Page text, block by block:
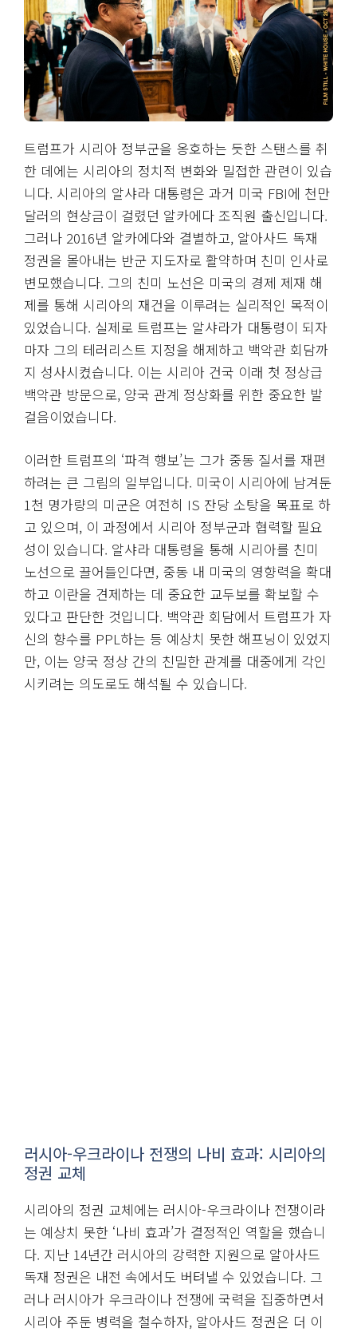
트럼프가 시리아 정부군을 옹호하는 듯한 스탠스를 취
한 데에는 시리아의 정치적 변화와 밀접한 관련이 있습
니다. 시리아의 알샤라 대통령은 과거 미국 FBI에 천만
달러의 현상금이 걸렸던 알카에다 조직원 출신입니다.
그러나 2016년 알카에다와 결별하고, 알아사드 독재
정권을 몰아내는 반군 지도자로 활약하며 친미 인사로
변모했습니다. 그의 친미 노선은 미국의 경제 제재 해
제를 통해 시리아의 재건을 이루려는 실리적인 목적이
있었습니다. 실제로 트럼프는 알샤라가 대통령이 되자
마자 그의 테러리스트 지정을 해제하고 백악관 회담까
지 성사시켰습니다. 이는 시리아 건국 이래 첫 정상급
백악관 방문으로, 양국 관계 정상화를 위한 중요한 발
걸음이었습니다.
이러한 트럼프의 ‘파격 행보’는 그가 중동 질서를 재편
하려는 큰 그림의 일부입니다. 미국이 시리아에 남겨둔
1천 명가량의 미군은 여전히 IS 잔당 소탕을 목표로 하
고 있으며, 이 과정에서 시리아 정부군과 협력할 필요
성이 있습니다. 알샤라 대통령을 통해 시리아를 친미
노선으로 끌어들인다면, 중동 내 미국의 영향력을 확대
하고 이란을 견제하는 데 중요한 교두보를 확보할 수
있다고 판단한 것입니다. 백악관 회담에서 트럼프가 자
신의 향수를 PPL하는 등 예상치 못한 해프닝이 있었지
만, 이는 양국 정상 간의 친밀한 관계를 대중에게 각인
시키려는 의도로도 해석될 수 있습니다.
러시아-우크라이나 전쟁의 나비 효과: 시리아의
정권 교체
시리아의 정권 교체에는 러시아-우크라이나 전쟁이라
는 예상치 못한 ‘나비 효과’가 결정적인 역할을 했습니
다. 지난 14년간 러시아의 강력한 지원으로 알아사드
독재 정권은 내전 속에서도 버텨낼 수 있었습니다. 그
러나 러시아가 우크라이나 전쟁에 국력을 집중하면서
시리아 주둔 병력을 철수하자, 알아사드 정권은 더 이